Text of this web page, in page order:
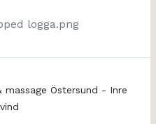
Östersund - Inre